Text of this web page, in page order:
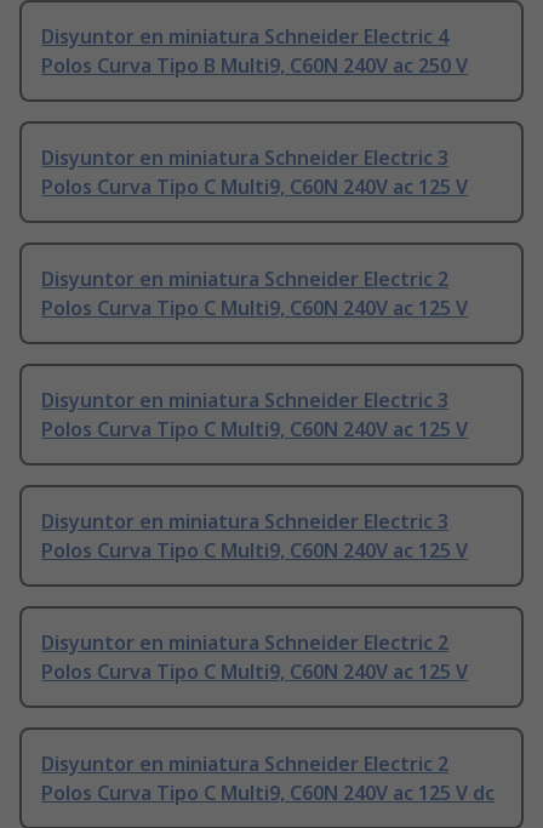
Disyuntor en miniatura Schneider Electric 4
Polos Curva Tipo B Multi9, C60N 240V ac 250 V
Disyuntor en miniatura Schneider Electric 3
Polos Curva Tipo C Multi9, C60N 240V ac 125 V
Disyuntor en miniatura Schneider Electric 2
Polos Curva Tipo C Multi9, C60N 240V ac 125 V
Disyuntor en miniatura Schneider Electric 3
Polos Curva Tipo C Multi9, C60N 240V ac 125 V
Disyuntor en miniatura Schneider Electric 3
Polos Curva Tipo C Multi9, C60N 240V ac 125 V
Disyuntor en miniatura Schneider Electric 2
Polos Curva Tipo C Multi9, C60N 240V ac 125 V
Disyuntor en miniatura Schneider Electric 2
Polos Curva Tipo C Multi9, C60N 240V ac 125 V dc